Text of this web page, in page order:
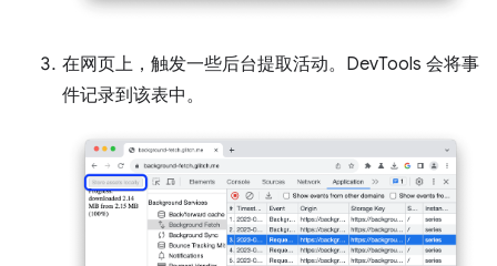
在网页上，触发一些后台提取活动。DevTools 会将事
件记录到该表中。